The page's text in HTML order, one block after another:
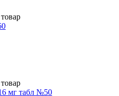
мг табл №50